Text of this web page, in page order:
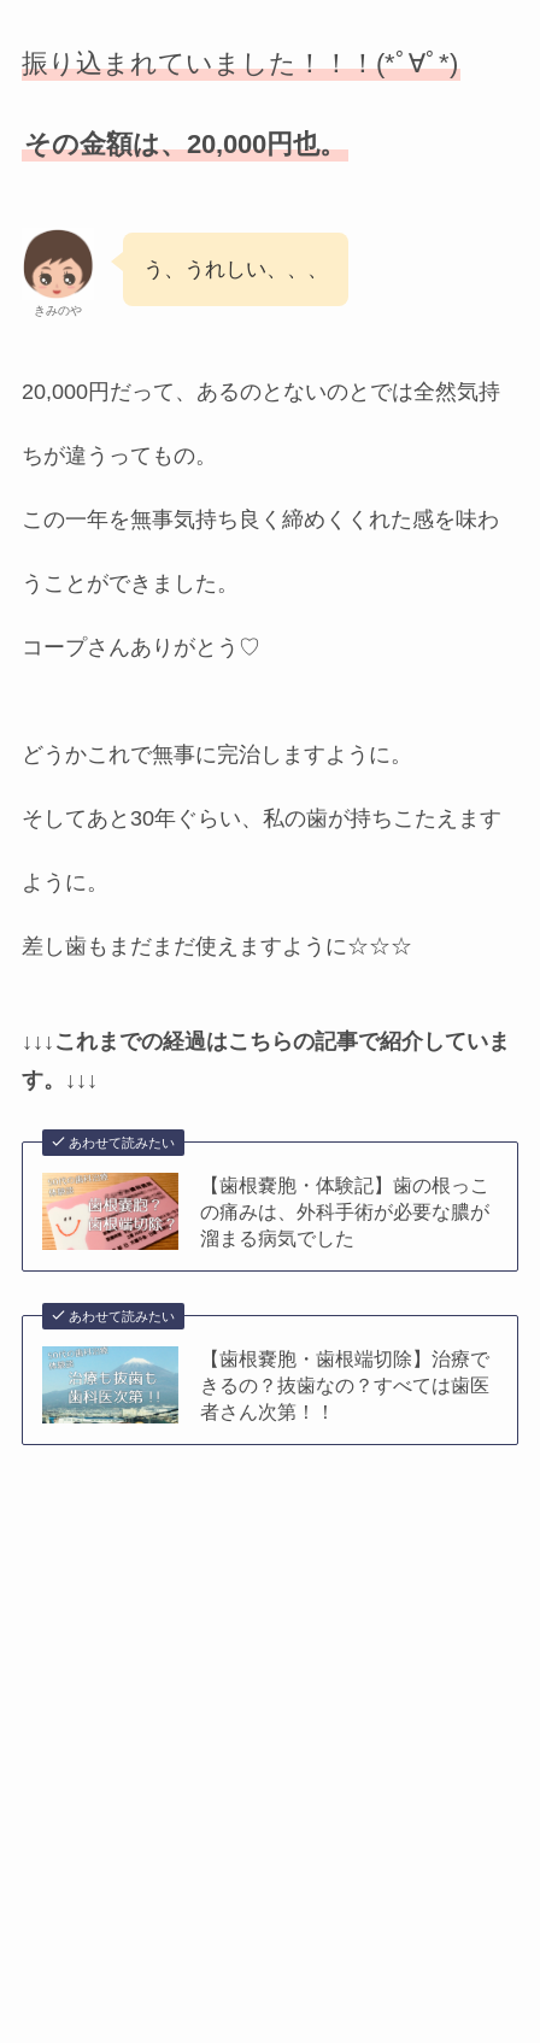
振り込まれていました！！！(*ﾟ∀ﾟ*)
その金額は、20,000円也。
きみのや
う、うれしい、、、
20,000円だって、あるのとないのとでは全然気持
ちが違うってもの。
この一年を無事気持ち良く締めくくれた感を味わ
うことができました。
コープさんありがとう♡
どうかこれで無事に完治しますように。
そしてあと30年ぐらい、私の歯が持ちこたえます
ように。
差し歯もまだまだ使えますように☆☆☆
↓↓↓ これまでの経過はこちらの記事で紹介していま
す。↓↓↓
あわせて読みたい
【歯根嚢胞・体験記】歯の根っこ
の痛みは、外科手術が必要な膿が
溜まる病気でした
あわせて読みたい
【歯根嚢胞・歯根端切除】治療で
きるの？抜歯なの？すべては歯医
者さん次第！！